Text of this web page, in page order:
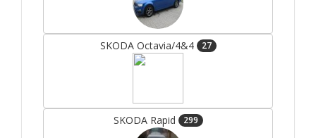
SKODA Octavia/4&4 27
SKODA Rapid 299